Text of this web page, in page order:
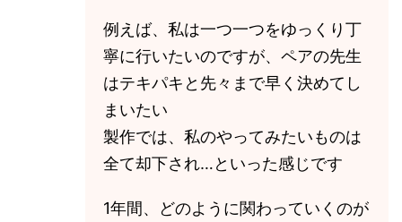
例えば、私は一つ一つをゆっくり丁
寧に行いたいのですが、ペアの先生
はテキパキと先々まで早く決めてし
まいたい
製作では、私のやってみたいものは
全て却下され…といった感じです
1年間、どのように関わっていくのが